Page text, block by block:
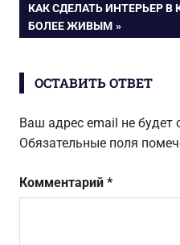
записям
СЛЕДУЮЩАЯ
ЗАПИСЬ:
КАК СДЕЛАТЬ ИНТЕРЬЕР
БОЛЕЕ ЖИВЫМ
ОСТАВИТЬ ОТВЕТ
Ваш адрес email не будет
Обязательные поля
Комментарий *